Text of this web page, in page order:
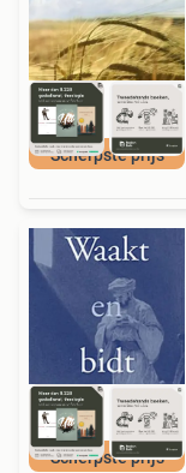
Scherpste prijs
Scherpste prijs